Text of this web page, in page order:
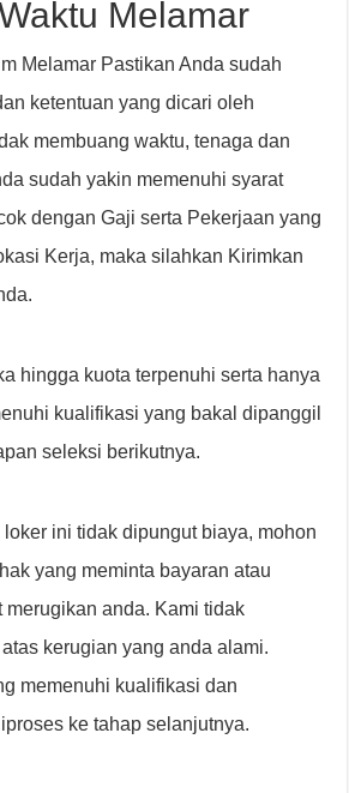
Melamar
Melamar Pastikan Anda sudah
ketentuan yang dicari oleh
membuang waktu, tenaga dan
sudah yakin memenuhi syarat
dengan Gaji serta Pekerjaan yang
Kerja, maka silahkan Kirimkan
hingga kuota terpenuhi serta hanya
kualifikasi yang bakal dipanggil
seleksi berikutnya.
ini tidak dipungut biaya, mohon
yang meminta bayaran atau
merugikan anda. Kami tidak
kerugian yang anda alami.
memenuhi kualifikasi dan
ke tahap selanjutnya.